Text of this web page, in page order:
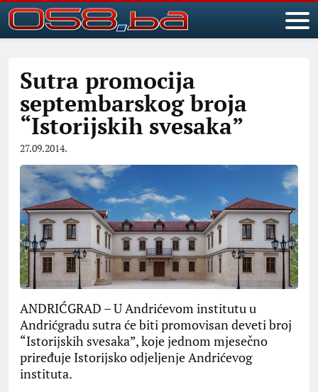
Sutra promocija
septembarskog broja
“Istorijskih svesaka”
27.09.2014.
ANDRIĆGRAD – U Andrićevom institutu u
Andrićgradu sutra će biti promovisan deveti broj
“Istorijskih svesaka”, koje jednom mjesečno
priređuje Istorijsko odjeljenje Andrićevog
instituta.